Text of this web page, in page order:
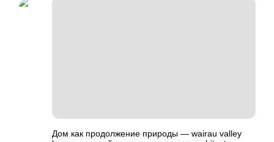
Дом как продолжение природы — wairau valley